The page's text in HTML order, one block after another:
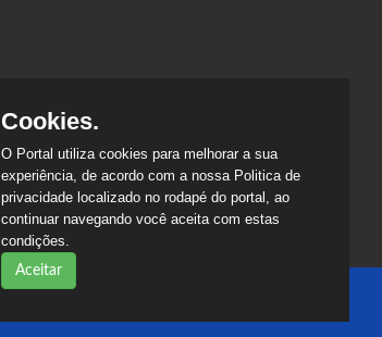
Cookies.
O Portal utiliza cookies para melhorar a sua
experiência, de acordo com a nossa Politica de
privacidade localizado no rodapé do portal, ao
continuar navegando você aceita com estas
condições.
Aceitar